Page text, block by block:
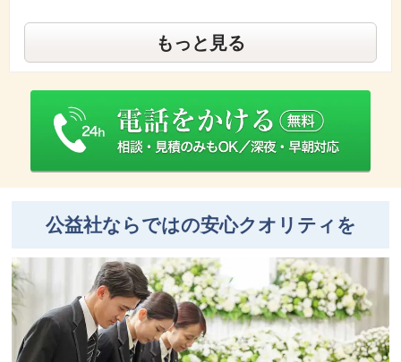
もっと見る
公益社ならではの安心クオリティを